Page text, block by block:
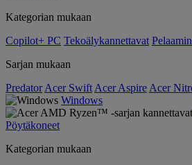
Kategorian mukaan
Copilot+ PC Tekoälykannettavat
Sarjan mukaan
Predator Acer Swift Acer Aspire Acer
Windows
Pöytäkoneet
Kategorian mukaan